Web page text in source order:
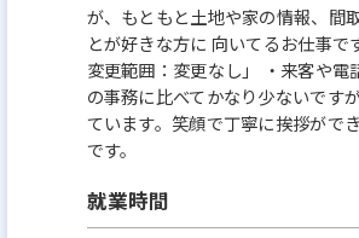
が、もともと土地や家の情報、間
とが好きな方に 向いてるお仕事で
変更範囲：変更なし」 ・来客や電
の事務に比べてかなり少ないです
ています。笑顔で丁寧に挨拶がで
です。
就業時間